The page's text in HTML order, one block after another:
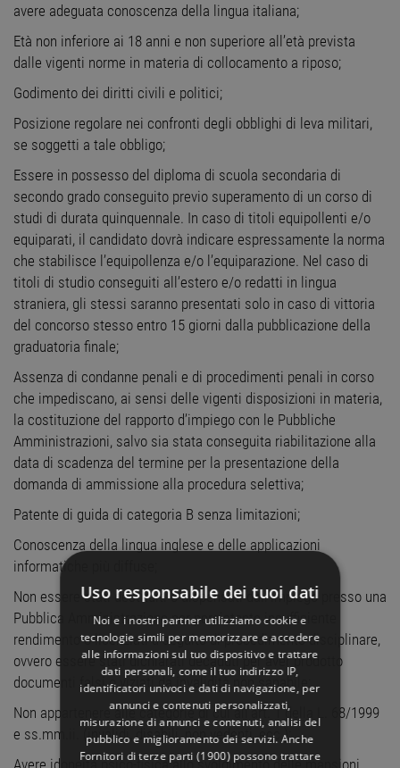
avere adeguata conoscenza della lingua italiana;
Età non inferiore ai 18 anni e non superiore all’età prevista
dalle vigenti norme in materia di collocamento a riposo;
Godimento dei diritti civili e politici;
Posizione regolare nei confronti degli obblighi di leva militari,
se soggetti a tale obbligo;
Essere in possesso del diploma di scuola secondaria di
secondo grado conseguito previo superamento di un corso di
studi di durata quinquennale. In caso di titoli equipollenti e/o
equiparati, il candidato dovrà indicare espressamente la norma
che stabilisce l’equipollenza e/o l’equiparazione. Nel caso di
titoli di studio conseguiti all’estero e/o redatti in lingua
straniera, gli stessi saranno presentati solo in caso di vittoria
del concorso stesso entro 15 giorni dalla pubblicazione della
graduatoria finale;
Assenza di condanne penali e di procedimenti penali in corso
che impediscano, ai sensi delle vigenti disposizioni in materia,
la costituzione del rapporto d’impiego con le Pubbliche
Amministrazioni, salvo sia stata conseguita riabilitazione alla
data di scadenza del termine per la presentazione della
domanda di ammissione alla procedura selettiva;
Patente di guida di categoria B senza limitazioni;
Conoscenza della lingua inglese e delle applicazioni
informatiche più diffuse;
Non essere stati destituiti o dispensati dall’impiego presso una
Pubblica Amministrazione per persistente insufficiente
rendimento o licenziati a seguito di procedimento disciplinare,
ovvero essere stati dichiarati decaduti per aver prodotto
documenti falsi o viziati da invalidità non sanabile;
Non appartenere alle categorie di cui all’art. 1 della L. 68/1999
e ss.mm.ii. (invalidi, disabili, non vedenti, ecc.);
Uso responsabile dei tuoi dati
Noi e i nostri partner utilizziamo cookie e
tecnologie simili per memorizzare e accedere
alle informazioni sul tuo dispositivo e trattare
dati personali, come il tuo indirizzo IP,
identificatori univoci e dati di navigazione, per
annunci e contenuti personalizzati,
misurazione di annunci e contenuti, analisi del
pubblico e miglioramento dei servizi. Anche
Fornitori di terze parti (1900) possono trattare